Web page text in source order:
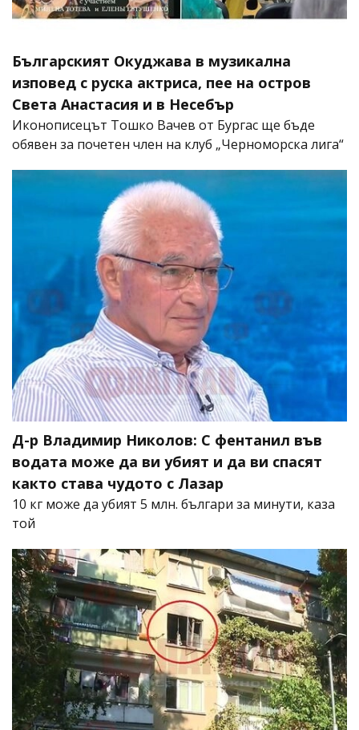
Българският Окуджава в музикална
изповед с руска актриса, пее на остров
Света Анастасия и в Несебър
Иконописецът Тошко Вачев от Бургас ще бъде
обявен за почетен член на клуб „Черноморска лига“
Д-р Владимир Николов: С фентанил във
водата може да ви убият и да ви спасят
както става чудото с Лазар
10 кг може да убият 5 млн. българи за минути, каза
той